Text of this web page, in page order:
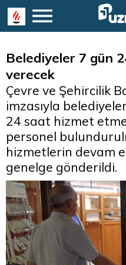
Belediyeler 7 gün
verecek
Çevre ve Şehircilik
imzasıyla
24 saat hizmet
personel
hizmetlerin devam
genelge gönderildi.